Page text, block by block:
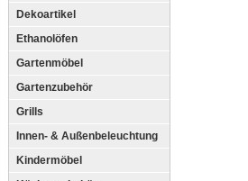
Dekoartikel
Ethanolöfen
Gartenmöbel
Gartenzubehör
Grills
Innen- & Außenbeleuchtung
Kindermöbel